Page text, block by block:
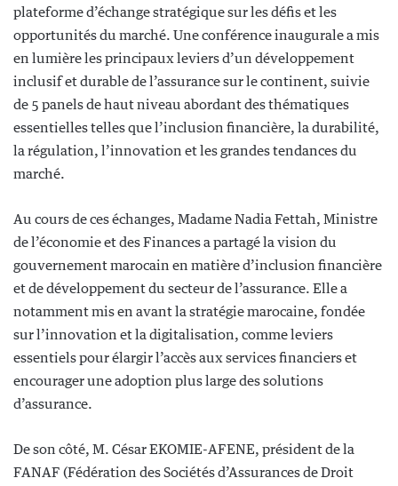
plateforme d’échange stratégique sur les défis et les
opportunités du marché. Une conférence inaugurale a mis
en lumière les principaux leviers d’un développement
inclusif et durable de l’assurance sur le continent, suivie
de 5 panels de haut niveau abordant des thématiques
essentielles telles que l’inclusion financière, la durabilité,
la régulation, l’innovation et les grandes tendances du
marché.
Au cours de ces échanges, Madame Nadia Fettah, Ministre
de l’économie et des Finances a partagé la vision du
gouvernement marocain en matière d’inclusion financière
et de développement du secteur de l’assurance. Elle a
notamment mis en avant la stratégie marocaine, fondée
sur l’innovation et la digitalisation, comme leviers
essentiels pour élargir l’accès aux services financiers et
encourager une adoption plus large des solutions
d’assurance.
De son côté, M. César EKOMIE-AFENE, président de la
FANAF (Fédération des Sociétés d’Assurances de Droit